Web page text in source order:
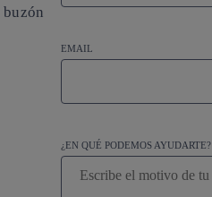
buzón
EMAIL
¿EN QUÉ PODEMOS AYUDARTE?